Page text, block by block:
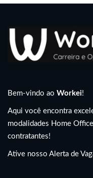
Bem-vindo ao Workei!
Aqui você encontra
modalidades Home
contratantes!
Ative nosso Alerta de